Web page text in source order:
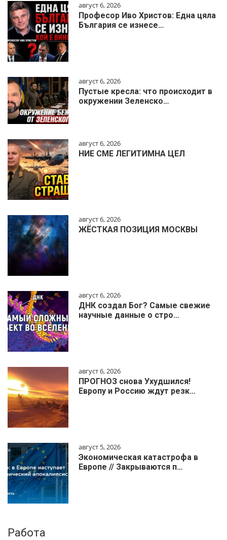
август 6, 2026
Професор Иво Христов: Една цяла
България се изнесе…
август 6, 2026
Пустые кресла: что происходит в
окружении Зеленско…
август 6, 2026
НИЕ СМЕ ЛЕГИТИМНА ЦЕЛ
август 6, 2026
ЖЁСТКАЯ ПОЗИЦИЯ МОСКВЫ
август 6, 2026
ДНК создал Бог? Самые свежие
научные данные о стро…
август 6, 2026
ПРОГНОЗ снова Ухудшился!
Европу и Россию ждут резк…
август 5, 2026
Экономическая катастрофа в
Европе // Закрываются п…
Работа